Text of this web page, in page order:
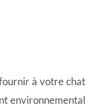
à votre chat
environnemental